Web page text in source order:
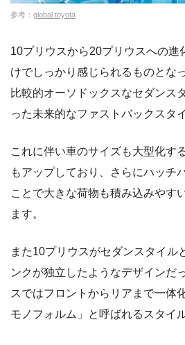
参考： global.toyota
10プリウスから20プリウスへの進
けでしっかり感じられるものとな
比較的オーソドックスなセダンス
った未来的なファストバックスタ
これに伴い車のサイズも大型化す
もアップしており、さらにハッチ
ことで大きな荷物も積み込みやす
ます。
また10プリウスがセダンスタイル
ンクが独立したようなデザインだ
スではフロントからリアまで一体
モノフォルム」と呼ばれるスタイ